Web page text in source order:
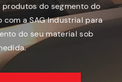
produtos do segmento do
a SAG Industrial para
do seu material sob